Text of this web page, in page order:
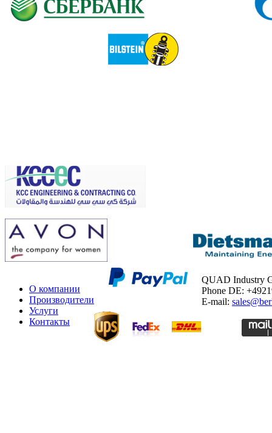
О компании
Производители
Услуги
Контакты
QUAD Industry
Phone DE:
E-mail: